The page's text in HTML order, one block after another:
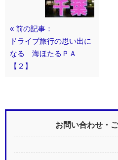
« 前の記事：
ドライブ旅行の思い出に
なる 海ほたるＰＡ
【２】
お問い合わせ・